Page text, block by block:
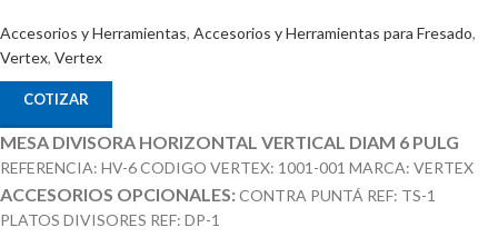
Accesorios y Herramientas, Accesorios y Herramientas para Fresado,
Vertex, Vertex
COTIZAR
MESA DIVISORA HORIZONTAL VERTICAL DIAM 6 PULG
REFERENCIA: HV-6 CODIGO VERTEX: 1001-001 MARCA: VERTEX
ACCESORIOS OPCIONALES:CONTRA PUNTÁ REF: TS-1
PLATOS DIVISORES REF: DP-1